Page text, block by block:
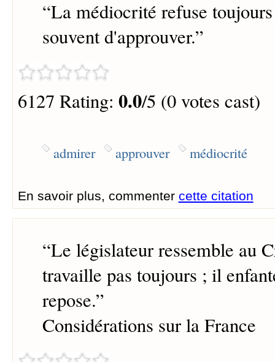
“La médiocrité refuse
souvent d'approuver.”
6127 Rating: 0.0/5 (0 votes cast)
admirer approuver médiocrité
En savoir plus, commenter cette citation
“Le législateur ressemble au
travaille pas toujours ; il
repose.”
Considérations sur la France